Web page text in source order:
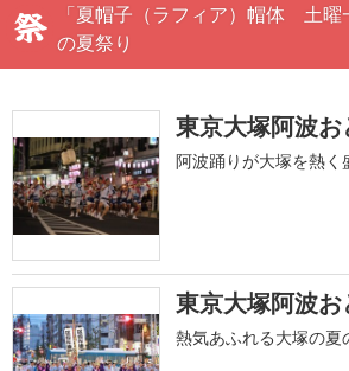
「夏帽子（ラフィア）帽体 土曜
の夏祭り
東京大塚阿波お
阿波踊りが大塚を熱く
東京大塚阿波お
熱気あふれる大塚の夏